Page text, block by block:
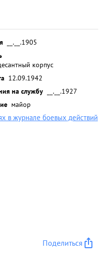
__.__.1905
корпус
12.09.1942
на службу
__.__.1927
майор
в журнале боевых действий
Поделиться